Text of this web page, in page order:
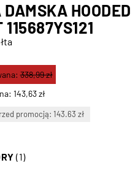
HOODED
143,63 zł
338,99 zł
promocją: 143.63 zł
(1)